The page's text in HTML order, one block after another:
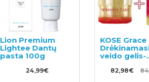
Lion Premium
Lightee Dantų
pasta 100g
24,99€
KOSE
veido gelis-
raukšlių
82,98€